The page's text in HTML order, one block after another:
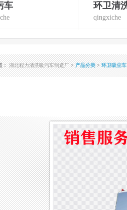
车 环卫清
qingxiche
：湖北程力清洗吸污车制造厂>产品分类>环卫吸尘车